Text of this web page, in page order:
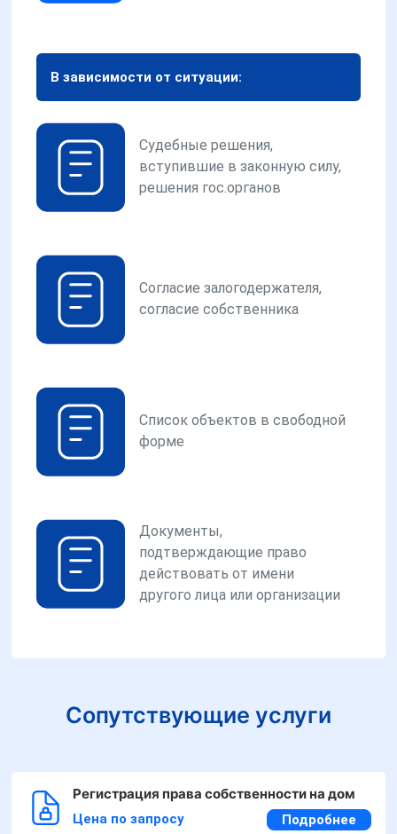
В зависимости от ситуации:
Судебные решения,
вступившие в законную силу,
решения гос.органов
Согласие залогодержателя,
согласие собственника
Список объектов в свободной
форме
Документы,
подтверждающие право
действовать от имени
другого лица или организации
Сопутствующие услуги
Регистрация права собственности на дом
Цена по запросу Подробнее